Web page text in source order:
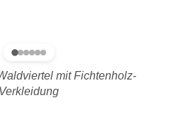
mit Fichtenholz-
Verkleidung